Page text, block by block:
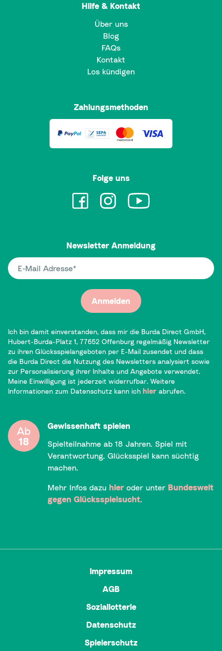
Hilfe & Kontakt
Über uns
Blog
FAQs
Kontakt
Los kündigen
Zahlungsmethoden
Folge uns
Newsletter Anmeldung
E-Mail Adresse
Anmelden
Ich bin damit einverstanden, dass mir die Burda Direct GmbH,
Hubert-Burda-Platz 1, 77652 Offenburg regelmäßig Newsletter
zu ihren Glücksspielangeboten per E-Mail zusendet und dass
die Burda Direct die Nutzung des Newsletters analysiert sowie
zur Personalisierung ihrer Inhalte und Angebote verwendet.
Meine Einwilligung ist jederzeit widerrufbar. Weitere
Informationen zum Datenschutz kann ich hier abrufen.
Ab
18
Gewissenhaft spielen
Spielteilnahme ab 18 Jahren. Spiel mit
Verantwortung. Glücksspiel kann süchtig
machen.
Mehr Infos dazu hieroder unter Bundesweit
gegen Glücksspielsucht.
Impressum
AGB
Soziallotterie
Datenschutz
Spielerschutz